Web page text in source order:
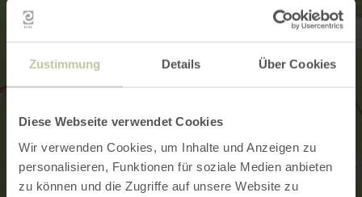
Zustimmung Details Über Cookies
Diese Webseite verwendet Cookies
Wir verwenden Cookies, um Inhalte und Anzeigen zu
personalisieren, Funktionen für soziale Medien anbieten
zu können und die Zugriffe auf unsere Website zu